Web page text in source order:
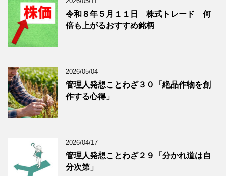
令和８年５月１１日 株式トレード 何
倍も上がるおすすめ銘柄
2026/05/04
管理人発想ことわざ３０「絶品作物を創
作する心得」
2026/04/17
管理人発想ことわざ２９「分かれ道は自
分次第」